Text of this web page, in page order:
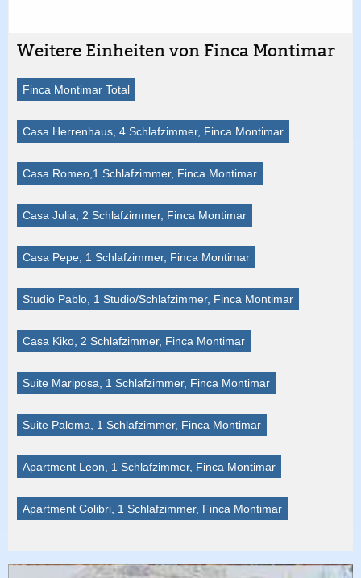
Weitere Einheiten von Finca Montimar
Finca Montimar Total
Casa Herrenhaus, 4 Schlafzimmer, Finca Montimar
Casa Romeo,1 Schlafzimmer, Finca Montimar
Casa Julia, 2 Schlafzimmer, Finca Montimar
Casa Pepe, 1 Schlafzimmer, Finca Montimar
Studio Pablo, 1 Studio/Schlafzimmer, Finca Montimar
Casa Kiko, 2 Schlafzimmer, Finca Montimar
Suite Mariposa, 1 Schlafzimmer, Finca Montimar
Suite Paloma, 1 Schlafzimmer, Finca Montimar
Apartment Leon, 1 Schlafzimmer, Finca Montimar
Apartment Colibri, 1 Schlafzimmer, Finca Montimar